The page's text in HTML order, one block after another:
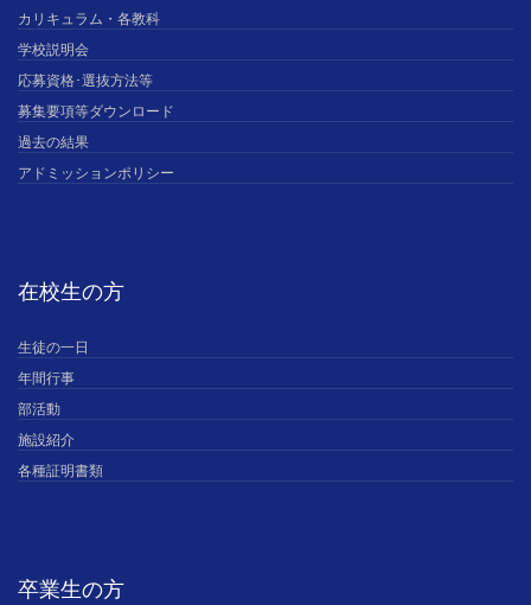
カリキュラム・各教科
学校説明会
応募資格･選抜方法等
募集要項等ダウンロード
過去の結果
アドミッションポリシー
在校生の方
生徒の一日
年間行事
部活動
施設紹介
各種証明書類
卒業生の方